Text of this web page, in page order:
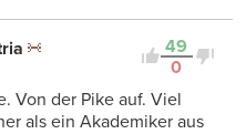
49
0
Von der Pike auf. Viel
als ein Akademiker aus